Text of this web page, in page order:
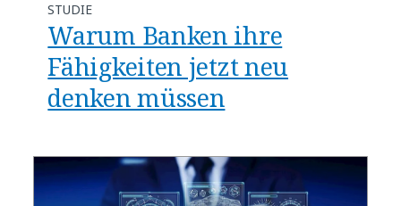
STUDIE
Warum Banken ihre
Fähigkeiten jetzt neu
denken müssen